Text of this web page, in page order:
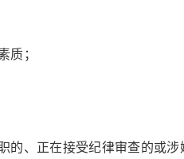
质；
的、正在接受纪律审查的或涉